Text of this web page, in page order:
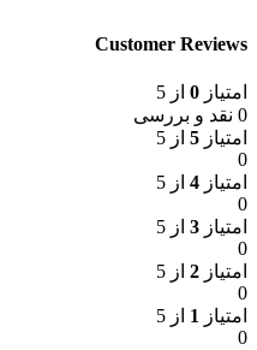
Customer Reviews
امتیاز 0 از 5
0 نقد و بررسی
امتیاز 5 از 5
0
امتیاز 4 از 5
0
امتیاز 3 از 5
0
امتیاز 2 از 5
0
امتیاز 1 از 5
0